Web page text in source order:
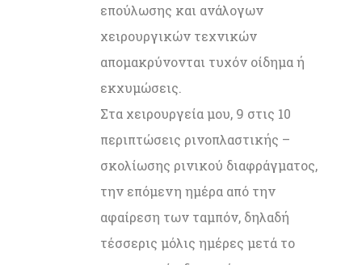
επούλωσης και ανάλογων
χειρουργικών τεχνικών
απομακρύνονται τυχόν οίδημα ή
εκχυμώσεις.
Στα χειρουργεία μου, 9 στις 10
περιπτώσεις ρινοπλαστικής –
σκολίωσης ρινικού διαφράγματος,
την επόμενη ημέρα από την
αφαίρεση των ταμπόν, δηλαδή
τέσσερις μόλις ημέρες μετά το